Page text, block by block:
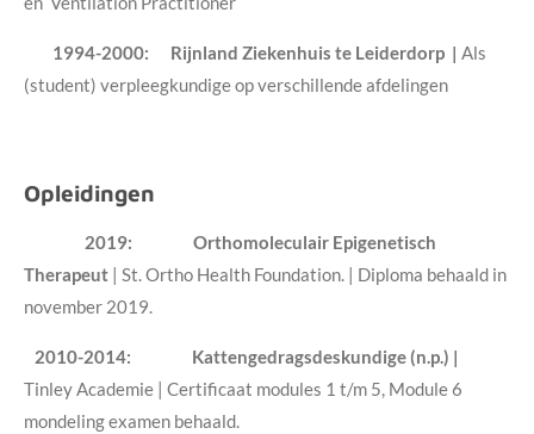
1994-2000: Rijnland Ziekenhuis te Leiderdorp | Als
(student) verpleegkundige op verschillende afdelingen
Opleidingen
2019: Orthomoleculair Epigenetisch
Therapeut | St. Ortho Health Foundation. | Diploma behaald in
november 2019.
2010-2014: Kattengedragsdeskundige (n.p.) |
Tinley Academie | Certificaat modules 1 t/m 5, Module 6
mondeling examen behaald.